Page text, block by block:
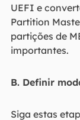
UEFI e
Partition
partições de
importantes.
B. Definir
Siga estas